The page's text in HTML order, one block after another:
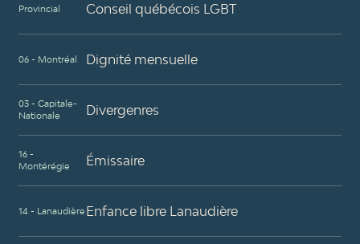
Provincial Conseil québécois LGBT
06 - Montréal Dignité mensuelle
03 - Capitale-
Nationale
Divergenres
16 -
Montérégie
Émissaire
14 - Lanaudière Enfance libre Lanaudière